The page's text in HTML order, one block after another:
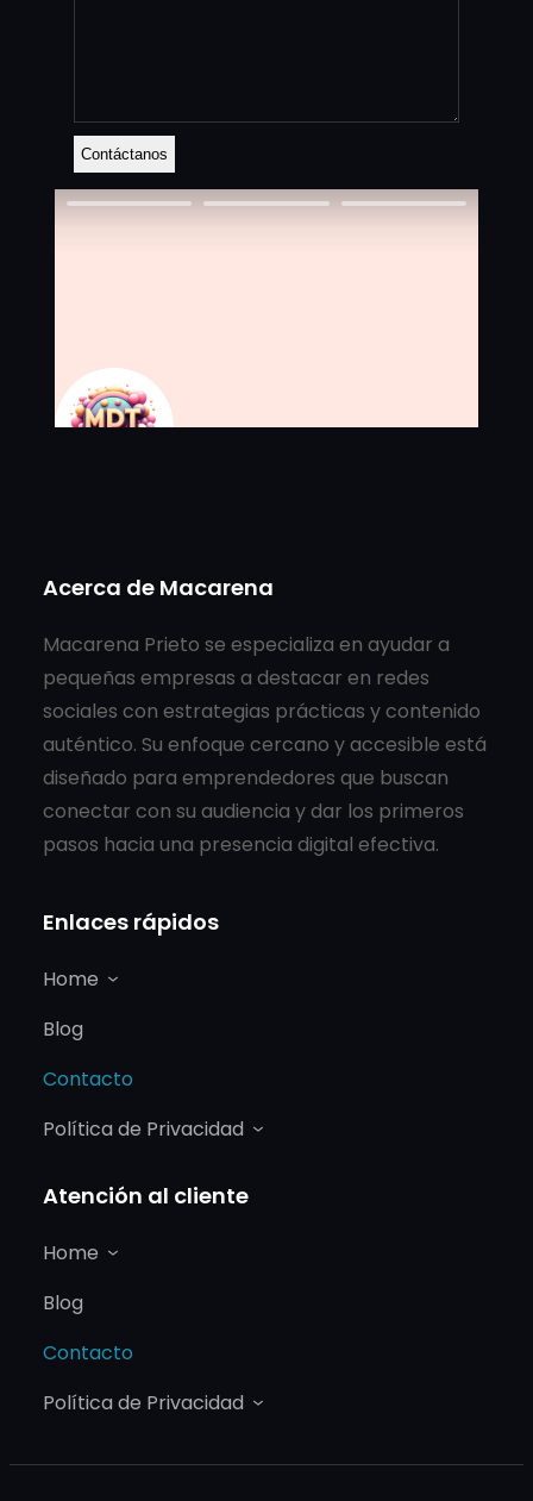
Contáctanos
Acerca de Macarena
Macarena Prieto se especializa en ayudar a
pequeñas empresas a destacar en redes
sociales con estrategias prácticas y contenido
auténtico. Su enfoque cercano y accesible está
diseñado para emprendedores que buscan
conectar con su audiencia y dar los primeros
pasos hacia una presencia digital efectiva.
Enlaces rápidos
Home
Blog
Contacto
Política de Privacidad
Atención al cliente
Home
Blog
Contacto
Política de Privacidad